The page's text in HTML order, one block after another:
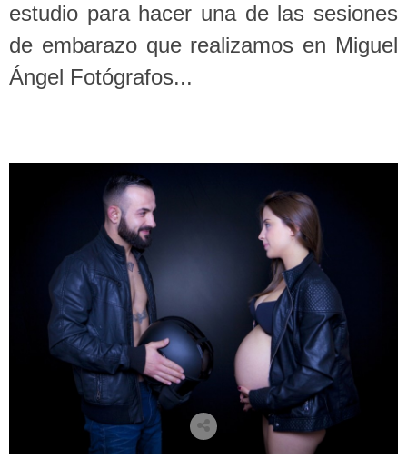
estudio para hacer una de las sesiones
de embarazo que realizamos en Miguel
Ángel Fotógrafos...